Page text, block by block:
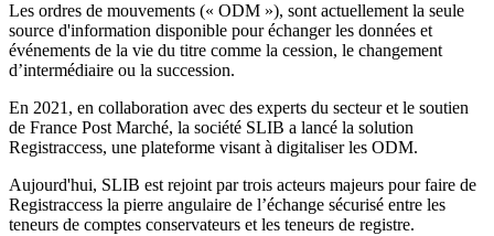
Les ordres de mouvements (« ODM »), sont actuellement la seule
source d'information disponible pour échanger les données et
événements de la vie du titre comme la cession, le changement
d’intermédiaire ou la succession.
En 2021, en collaboration avec des experts du secteur et le soutien
de France Post Marché, la société SLIB a lancé la solution
Registraccess, une plateforme visant à digitaliser les ODM.
Aujourd'hui, SLIB est rejoint par trois acteurs majeurs pour faire de
Registraccess la pierre angulaire de l’échange sécurisé entre les
teneurs de comptes conservateurs et les teneurs de registre.